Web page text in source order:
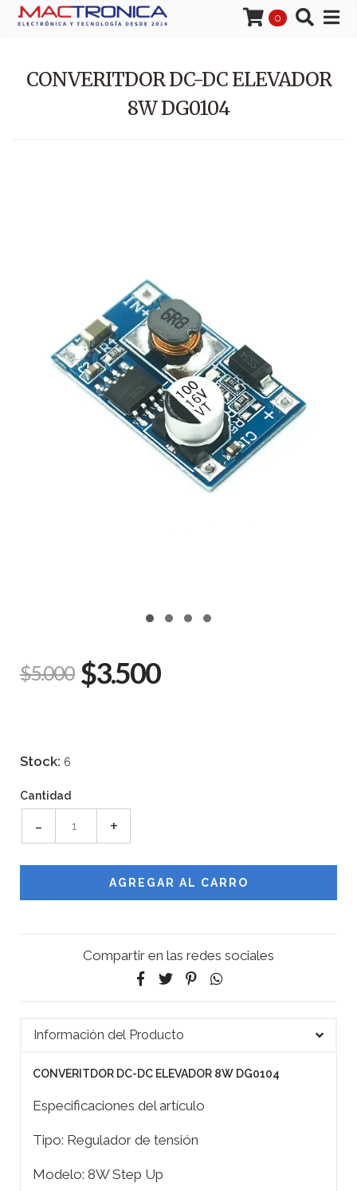
0
CONVERITDOR DC-DC ELEVADOR
8W DG0104
$5.000 $3.500
Stock: 6
Cantidad
- +
Compartir en las redes sociales
Información del Producto
CONVERITDOR DC-DC ELEVADOR 8W DG0104
Especificaciones del artículo
Tipo: Regulador de tensión
Modelo: 8W Step Up